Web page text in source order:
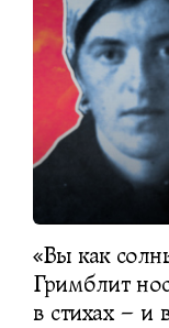
«Вы как
Гримблит
в стихах – и